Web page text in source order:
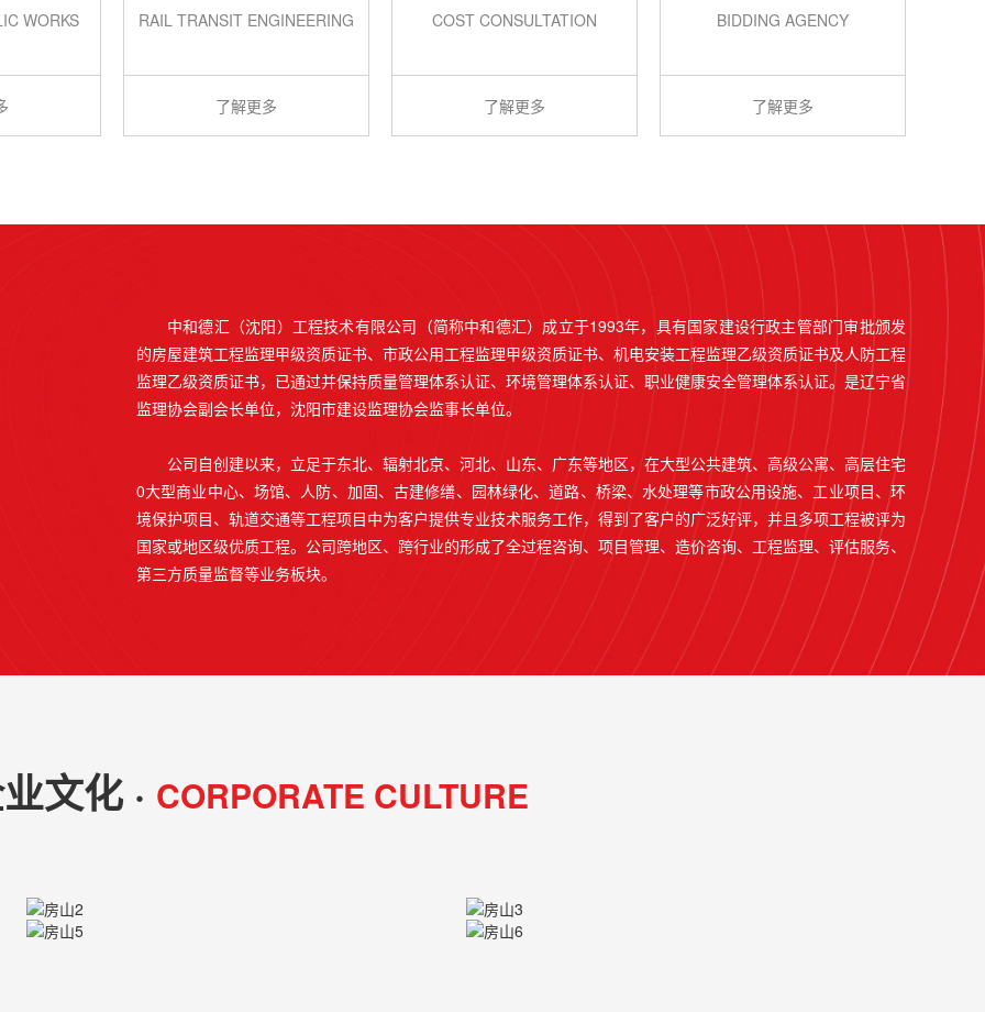
WORKS RAIL TRANSIT ENGINEERING
了解更多
COST CONSULTATION
了解更多
BIDDING AGENCY
了解更多
中和德汇（沈阳）工程技术有限公司（简称中和德汇）成立于1993年，具有国家建设行政主管部门审批颁发
的房屋建筑工程监理甲级资质证书、市政公用工程监理甲级资质证书、机电安装工程监理乙级资质证书及人防工程
监理乙级资质证书，已通过并保持质量管理体系认证、环境管理体系认证、职业健康安全管理体系认证。是辽宁省
监理协会副会长单位，沈阳市建设监理协会监事长单位。
公司自创建以来，立足于东北、辐射北京、河北、山东、广东等地区，在大型公共建筑、高级公寓、高层住宅
0大型商业中心、场馆、人防、加固、古建修缮、园林绿化、道路、桥梁、水处理等市政公用设施、工业项目、环
境保护项目、轨道交通等工程项目中为客户提供专业技术服务工作，得到了客户的广泛好评，并且多项工程被评为
国家或地区级优质工程。公司跨地区、跨行业的形成了全过程咨询、项目管理、造价咨询、工程监理、评估服务、
第三方质量监督等业务板块。
文化 · CORPORATE CULTURE